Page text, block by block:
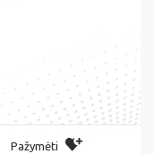
Pažymėti